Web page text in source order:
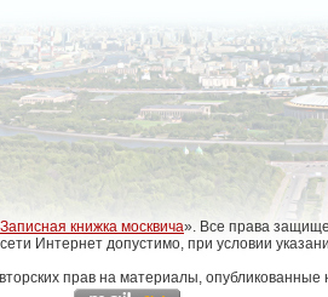
книжка москвича». Все права
Интернет допустимо, при условии
прав на материалы,